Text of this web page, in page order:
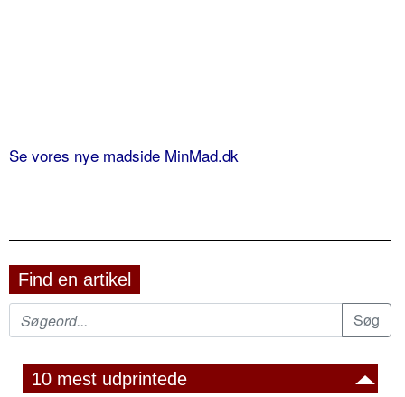
Se vores nye madside MinMad.dk
Find en artikel
10 mest udprintede